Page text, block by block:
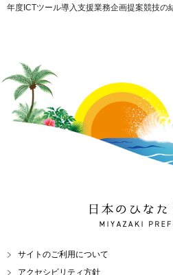
年度ICTツール導入支援業務企画提案競技の
日本のひなた 宮崎
MIYAZAKI
サイトのご利用について
アクセシビリティ方針